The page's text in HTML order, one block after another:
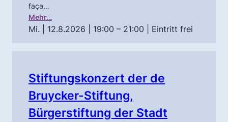
faça…
Mehr…
Mi. | 12.8.2026 | 19:00 – 21:00 | Eintritt frei
Stiftungskonzert der de
Bruycker-Stiftung,
Bürgerstiftung der Stadt